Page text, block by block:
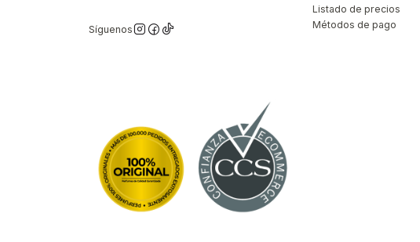
Síguenos
Listado de precios
Métodos de pago